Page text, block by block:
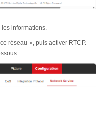
informations.
réseau », puis activer RTCP.